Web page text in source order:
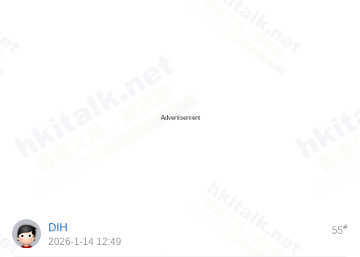
Advertisement
55#
DIH
2026-1-14 12:49